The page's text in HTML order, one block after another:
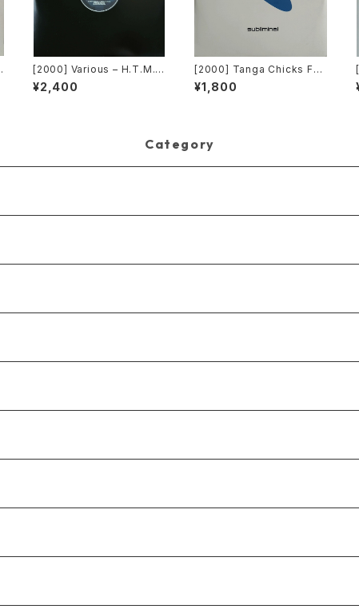
[2000] Various – H.T.M. /
Back To "Disco" Reques
t 00.00.13 [Avex Trax]
¥2,400
[2000] Tanga Chicks Fea
turing Dimitri & Tom – Bra
sil Over Zurich [Sublimin
¥1,800
Category